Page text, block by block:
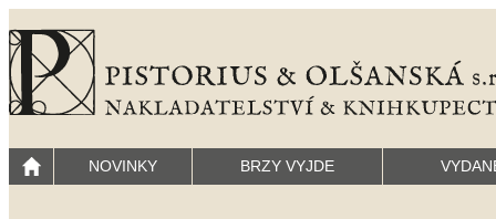
NOVINKY BRZY VYJDE